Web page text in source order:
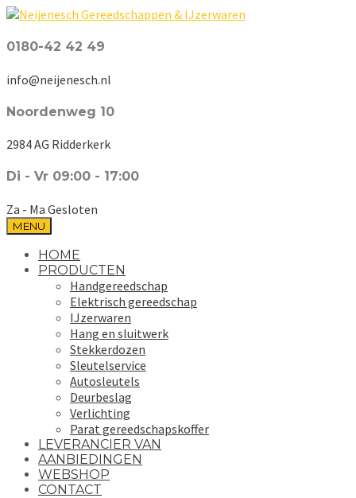
0180-42 42 49
info@neijenesch.nl
Noordenweg 10
2984 AG Ridderkerk
Di - Vr 09:00 - 17:00
Za - Ma Gesloten
MENU
HOME
PRODUCTEN
Handgereedschap
Elektrisch gereedschap
IJzerwaren
Hang en sluitwerk
Stekkerdozen
Sleutelservice
Autosleutels
Deurbeslag
Verlichting
Parat gereedschapskoffer
LEVERANCIER VAN
AANBIEDINGEN
WEBSHOP
CONTACT